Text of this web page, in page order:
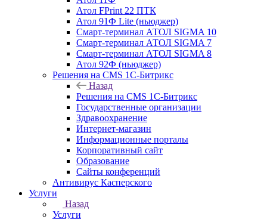
Атол FPrint 22 ПТК
Атол 91Ф Lite (ньюджер)
Смарт-терминал АТОЛ SIGMA 10
Смарт-терминал АТОЛ SIGMA 7
Смарт-терминал АТОЛ SIGMA 8
Атол 92Ф (ньюджер)
Решения на CMS 1С-Битрикс
Назад
Решения на CMS 1С-Битрикс
Государственные организации
Здравоохранение
Интернет-магазин
Информационные порталы
Корпоративный сайт
Образование
Сайты конференций
Антивирус Касперского
Услуги
Назад
Услуги